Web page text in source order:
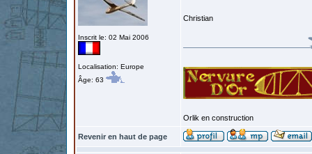
Inscrit le: 02 Mai 2006
Localisation: Europe
Âge: 63
Christian
Orlik en construction
Revenir en haut de page